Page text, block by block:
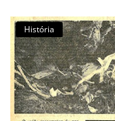
História